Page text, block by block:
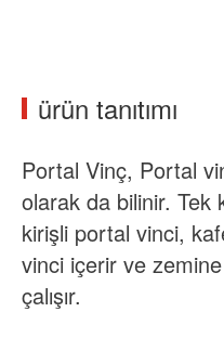
ürün tanıtımı
Portal Vinç, Portal
olarak da bilinir. Tek
kirişli portal vinci,
vinci içerir ve
çalışır.